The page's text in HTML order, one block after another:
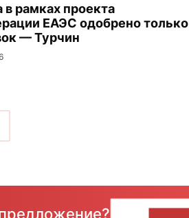
в рамках проекта
ЕАЭС одобрено только
— Турчин